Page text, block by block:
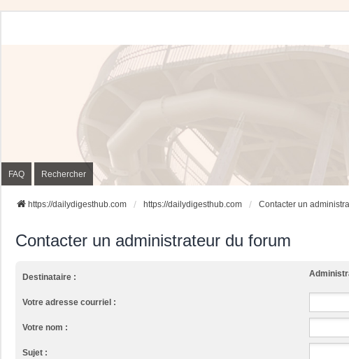
FAQ Rechercher
https://dailydigesthub.com https://dailydigesthub.com Contacter un
Contacter un administrateur du forum
Destinataire :
Votre adresse courriel :
Votre nom :
Sujet :